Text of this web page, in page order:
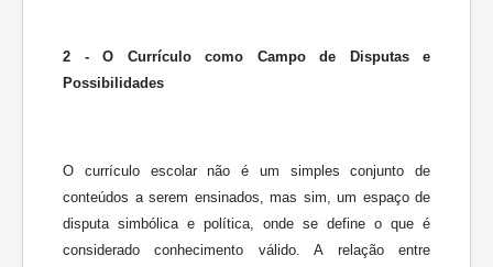
2 - O Currículo como Campo de Disputas e
Possibilidades
O currículo escolar não é um simples conjunto de
conteúdos a serem ensinados, mas sim, um espaço de
disputa simbólica e política, onde se define o que é
considerado conhecimento válido. A relação entre